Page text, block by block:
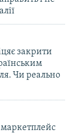
закрити
Чи реально